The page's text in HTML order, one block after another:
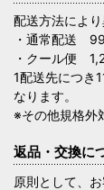
配送方法により
・通常配送
・クール便
1配送先につき
なります。
※その他規格外
返品・交換に
原則として、